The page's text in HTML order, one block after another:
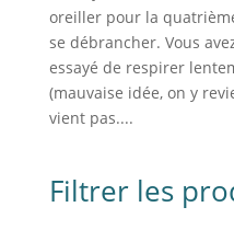
oreiller pour la
se débrancher. Vous
essayé de respirer
(mauvaise idée, on y
vient pas....
Filtrer les